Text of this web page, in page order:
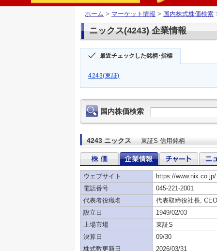
ホーム > マーケット情報 > 国内株式株価検索
ニックス(4243) 企業情報
最近チェックした銘柄･指標
4243(東証)